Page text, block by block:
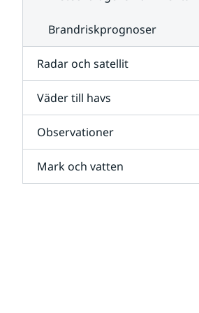
Brandriskprognoser
Radar och satellit
Väder till havs
Observationer
Mark och vatten